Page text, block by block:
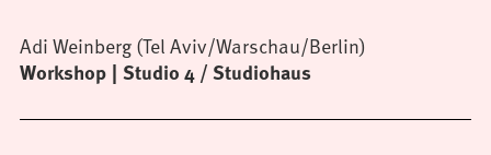
Workshop Studio 4 / Studiohaus
Adi Weinberg (Tel Aviv/Warschau/Berlin)